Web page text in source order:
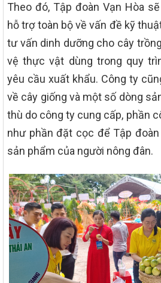
Theo đó, Tập đoàn Vạn Hòa
hỗ trợ toàn bộ về vấn đề kỹ
tư vấn dinh dưỡng cho cây
vệ thực vật dùng trong quy
yêu cầu xuất khẩu. Công ty
về cây giống và một số dòng
thù do công ty cung cấp, phần
như phần đặt cọc để Tập
sản phẩm của người nông đân.